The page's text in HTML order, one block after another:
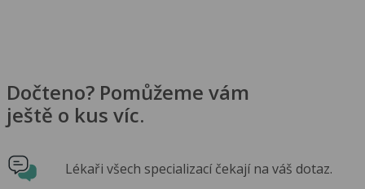
Dočteno? Pomůžeme vám
ještě o kus víc.
Lékaři všech specializací čekají na váš dotaz.